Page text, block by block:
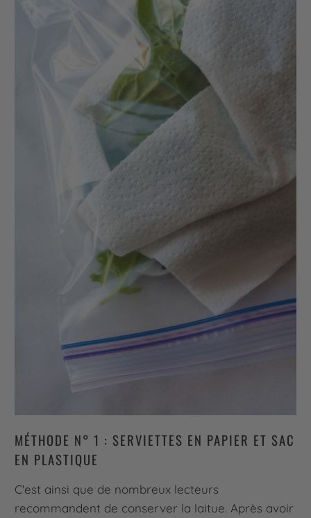
MÉTHODE N° 1 : SERVIETTES EN PAPIER ET SAC
EN PLASTIQUE
C'est ainsi que de nombreux lecteurs
recommandent de conserver la laitue. Après avoir